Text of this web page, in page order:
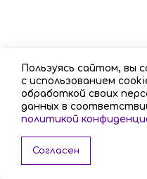
Пользуясь сайтом, вы
с использованием
обработкой своих
данных в
политикой
Согласен